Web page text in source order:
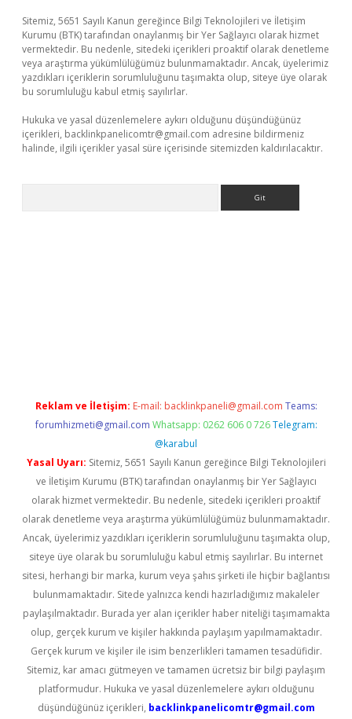
Sitemiz, 5651 Sayılı Kanun gereğince Bilgi Teknolojileri ve İletişim
Kurumu (BTK) tarafından onaylanmış bir Yer Sağlayıcı olarak hizmet
vermektedir. Bu nedenle, sitedeki içerikleri proaktif olarak denetleme
veya araştırma yükümlülüğümüz bulunmamaktadır. Ancak, üyelerimiz
yazdıkları içeriklerin sorumluluğunu taşımakta olup, siteye üye olarak
bu sorumluluğu kabul etmiş sayılırlar.
Hukuka ve yasal düzenlemelere aykırı olduğunu düşündüğünüz
içerikleri, backlinkpanelicomtr@gmail.com adresine bildirmeniz
halinde, ilgili içerikler yasal süre içerisinde sitemizden kaldırılacaktır.
Reklam ve İletişim: E-mail: backlinkpaneli@gmail.com Teams:
forumhizmeti@gmail.com Whatsapp: 0262 606 0 726 Telegram:
@karabul
Yasal Uyarı: Sitemiz, 5651 Sayılı Kanun gereğince Bilgi Teknolojileri
ve İletişim Kurumu (BTK) tarafından onaylanmış bir Yer Sağlayıcı
olarak hizmet vermektedir. Bu nedenle, sitedeki içerikleri proaktif
olarak denetleme veya araştırma yükümlülüğümüz bulunmamaktadır.
Ancak, üyelerimiz yazdıkları içeriklerin sorumluluğunu taşımakta olup,
siteye üye olarak bu sorumluluğu kabul etmiş sayılırlar. Bu internet
sitesi, herhangi bir marka, kurum veya şahıs şirketi ile hiçbir bağlantısı
bulunmamaktadır. Sitede yalnızca kendi hazırladığımız makaleler
paylaşılmaktadır. Burada yer alan içerikler haber niteliği taşımamakta
olup, gerçek kurum ve kişiler hakkında paylaşım yapılmamaktadır.
Gerçek kurum ve kişiler ile isim benzerlikleri tamamen tesadüfidir.
Sitemiz, kar amacı gütmeyen ve tamamen ücretsiz bir bilgi paylaşım
platformudur. Hukuka ve yasal düzenlemelere aykırı olduğunu
düşündüğünüz içerikleri, backlinkpanelicomtr@gmail.com